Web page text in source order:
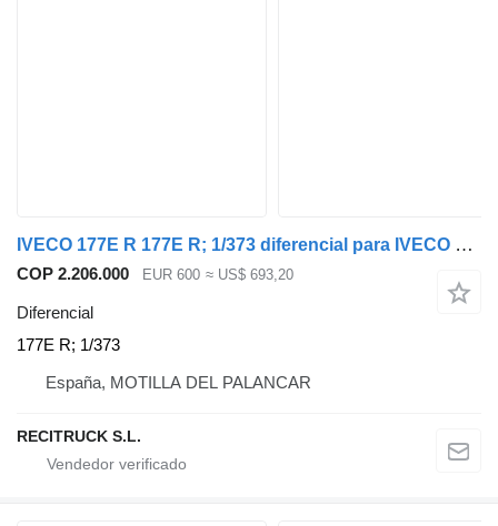
IVECO 177E R 177E R; 1/373 diferencial para IVECO TECTOR camión
COP 2.206.000 EUR 600 ≈ US$ 693,20
Diferencial
177E R; 1/373
España, MOTILLA DEL PALANCAR
RECITRUCK S.L.